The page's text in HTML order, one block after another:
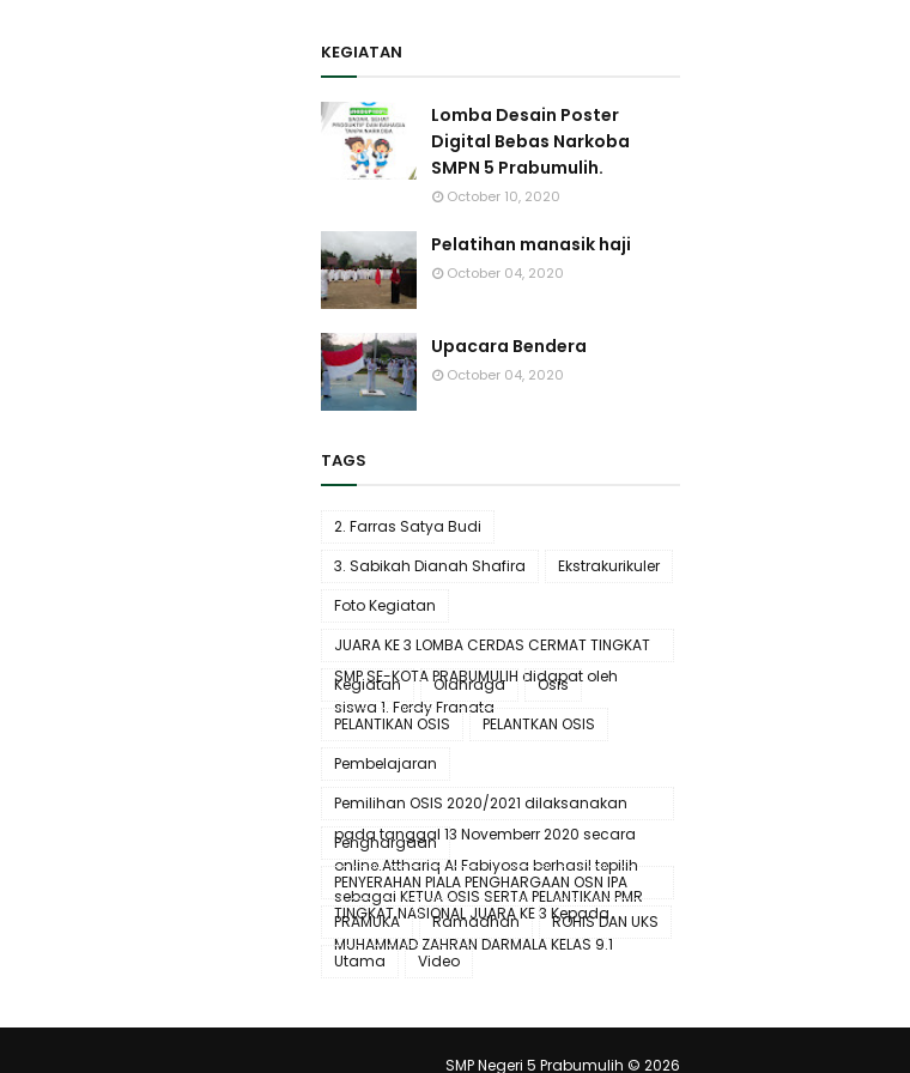
KEGIATAN
Lomba Desain Poster
Digital Bebas Narkoba
SMPN 5 Prabumulih.
October 10, 2020
Pelatihan manasik haji
October 04, 2020
Upacara Bendera
October 04, 2020
TAGS
2. Farras Satya Budi
3. Sabikah Dianah Shafira
Ekstrakurikuler
Foto Kegiatan
JUARA KE 3 LOMBA CERDAS CERMAT TINGKAT
SMP SE-KOTA PRABUMULIH didapat oleh
siswa 1. Ferdy Franata
Kegiatan Olahraga
Osis
PELANTIKAN OSIS
PELANTKAN OSIS
Pembelajaran
Pemilihan OSIS 2020/2021 dilaksanakan
pada tanggal 13 Novemberr 2020 secara
online.Atthariq Al Fabiyosa berhasil tepilih
sebagai KETUA OSIS SERTA PELANTIKAN PMR
Penghargaan
PENYERAHAN PIALA PENGHARGAAN OSN IPA
TINGKAT NASIONAL JUARA KE 3 Kepada
MUHAMMAD ZAHRAN DARMALA KELAS 9.1
PRAMUKA Ramadhan
ROHIS DAN UKS
Utama
Video
SMP Negeri 5 Prabumulih © 2026